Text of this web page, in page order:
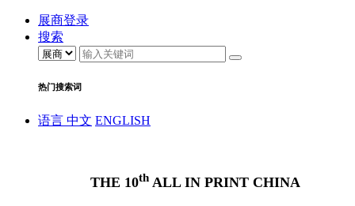
展商登录
搜索
热门搜索词
语言 中文 ENGLISH
THE 10th ALL IN PRINT CHINA